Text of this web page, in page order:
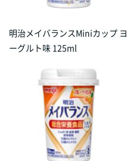
明治メイバランスMiniカップ ヨ
ーグルト味 125ml